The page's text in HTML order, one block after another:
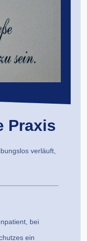
Praxis
verläuft,
bei
ein